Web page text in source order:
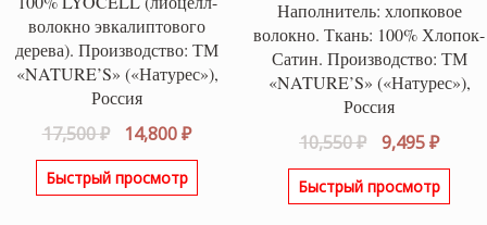
волокно эвкалиптового
дерева). Производство: ТМ
«NATURE’S» («Натурес»),
Россия
17,500₽
Первоначальная
цена
составляла
14,800₽Текущая
цена:
Быстрый просмотр
Наполнитель: хлопковое
волокно. Ткань: 100% Хлопок-
Сатин. Производство: ТМ
«NATURE’S» («Натурес»),
Россия
10,550₽
цена
составляла
9,495₽
цена:
9,495
Быстрый просмотр